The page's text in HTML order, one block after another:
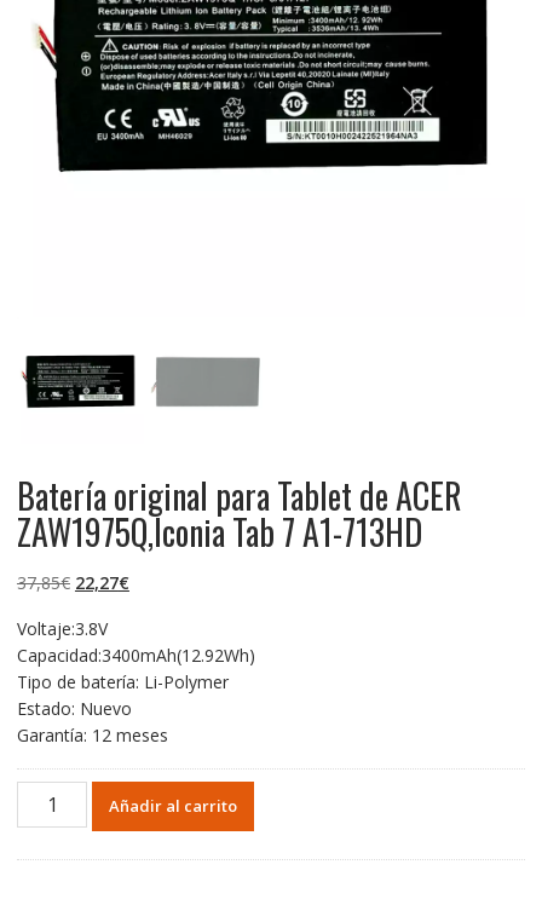
Batería original para Tablet de ACER
ZAW1975Q,Iconia Tab 7 A1-713HD
37,85€ El
original
era:
37,85€.
22,27€El
es:
22,27€.
Voltaje:3.8V
Capacidad:3400mAh(12.92Wh)
Tipo de batería: Li-Polymer
Estado: Nuevo
Garantía: 12 meses
Batería
original
Añadir al carrito